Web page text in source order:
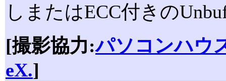
しまたはECC付きの
[撮影協力:パソコンハウ
eX.]